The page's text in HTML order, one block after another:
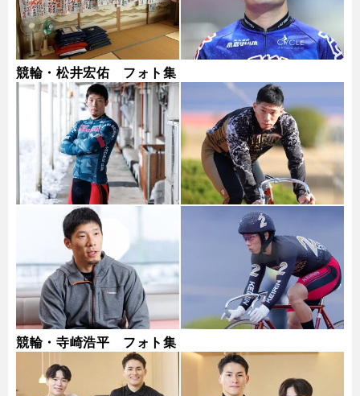
競輪・松井宏佑 フォト集
競輪・寺崎浩平 フォト集